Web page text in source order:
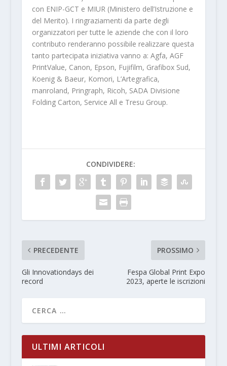
con ENIP-GCT e MIUR (Ministero dell’Istruzione e
del Merito). I ringraziamenti da parte degli
organizzatori per tutte le aziende che con il loro
contributo renderanno possibile realizzare questa
tanto partecipata iniziativa vanno a: Agfa, AGF
PrintValue, Canon, Epson, Fujifilm, Grafibox Sud,
Koenig & Baeur, Komori, L’Artegrafica,
manroland, Pringraph, Ricoh, SADA Divisione
Folding Carton, Service All e Tresu Group.
CONDIVIDERE:
PRECEDENTE
Gli Innovationdays dei
record
PROSSIMO
Fespa Global Print Expo
2023, aperte le iscrizioni
ULTIMI ARTICOLI